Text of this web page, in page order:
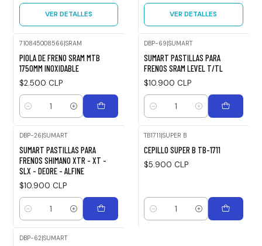
VER DETALLES VER DETALLES
710845008566 SRAM
PIOLA DE FRENO SRAM MTB
1750MM INOXIDABLE
$2.500 CLP
Cantidad
DBP-69 SUMART
SUMART PASTILLAS PARA
FRENOS SRAM LEVEL T/TL
$10.900 CLP
Cantidad
DBP-26|SUMART
SUMART PASTILLAS PARA
FRENOS SHIMANO XTR - XT -
SLX - DEORE - ALFINE
$10.900 CLP
Cantidad
TB1711|SUPER B
CEPILLO SUPER B TB-1711
$5.900 CLP
Cantidad
DBP-62|SUMART